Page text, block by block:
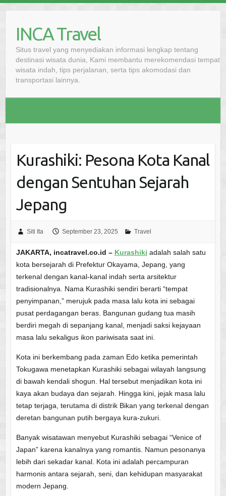
contentINCA Travel
Situs travel yang menyediakan informasi lengkap tentang
destinasi wisata dunia, Kami membantu merekomendasi tempat
wisata indah, tips perjalanan, serta tips akomodasi dan
transportasi lainnya.
Kurashiki: Pesona Kota Kanal
dengan Sentuhan Sejarah
Jepang
Siti Ita September 23, 2025 Travel
JAKARTA, incatravel.co.id – Kurashiki adalah salah satu
kota bersejarah di Prefektur Okayama, Jepang, yang
terkenal dengan kanal-kanal indah serta arsitektur
tradisionalnya. Nama Kurashiki sendiri berarti “tempat
penyimpanan,” merujuk pada masa lalu kota ini sebagai
pusat perdagangan beras. Bangunan gudang tua masih
berdiri megah di sepanjang kanal, menjadi saksi kejayaan
masa lalu sekaligus ikon pariwisata saat ini.
Kota ini berkembang pada zaman Edo ketika pemerintah
Tokugawa menetapkan Kurashiki sebagai wilayah langsung
di bawah kendali shogun. Hal tersebut menjadikan kota ini
kaya akan budaya dan sejarah. Hingga kini, jejak masa lalu
tetap terjaga, terutama di distrik Bikan yang terkenal dengan
deretan bangunan putih bergaya kura-zukuri.
Banyak wisatawan menyebut Kurashiki sebagai “Venice of
Japan” karena kanalnya yang romantis. Namun pesonanya
lebih dari sekadar kanal. Kota ini adalah percampuran
harmonis antara sejarah, seni, dan kehidupan masyarakat
modern Jepang.